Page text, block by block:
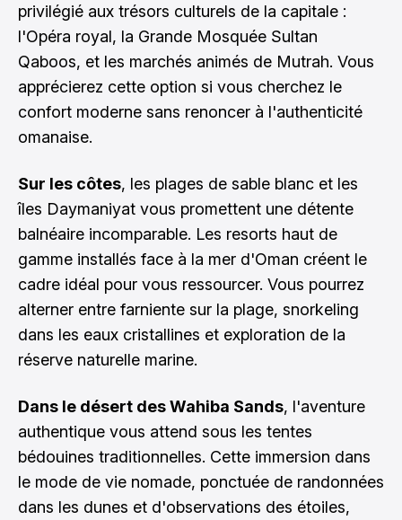
privilégié aux trésors culturels de la capitale :
l'Opéra royal, la Grande Mosquée Sultan
Qaboos, et les marchés animés de Mutrah. Vous
apprécierez cette option si vous cherchez le
confort moderne sans renoncer à l'authenticité
omanaise.
Sur les côtes, les plages de sable blanc et les
îles Daymaniyat vous promettent une détente
balnéaire incomparable. Les resorts haut de
gamme installés face à la mer d'Oman créent le
cadre idéal pour vous ressourcer. Vous pourrez
alterner entre farniente sur la plage, snorkeling
dans les eaux cristallines et exploration de la
réserve naturelle marine.
Dans le désert des Wahiba Sands, l'aventure
authentique vous attend sous les tentes
bédouines traditionnelles. Cette immersion dans
le mode de vie nomade, ponctuée de randonnées
dans les dunes et d'observations des étoiles,